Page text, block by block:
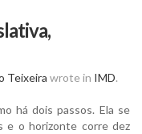
Teixeira wrote in IMD.
há dois passos. Ela se
e o horizonte corre dez